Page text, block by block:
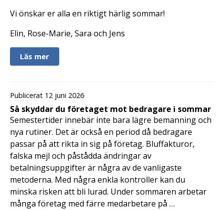
Vi önskar er alla en riktigt härlig sommar!
Elin, Rose-Marie, Sara och Jens
Läs mer
Publicerat 12 juni 2026
Så skyddar du företaget mot bedragare i sommar
Semestertider innebär inte bara lägre bemanning och
nya rutiner. Det är också en period då bedragare
passar på att rikta in sig på företag. Bluffakturor,
falska mejl och påstådda ändringar av
betalningsuppgifter är några av de vanligaste
metoderna. Med några enkla kontroller kan du
minska risken att bli lurad. Under sommaren arbetar
många företag med färre medarbetare på …